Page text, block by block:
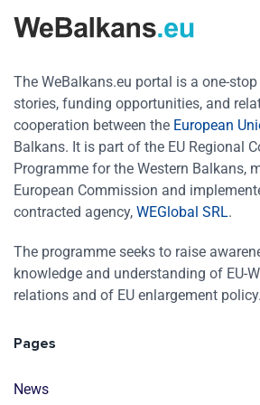
The WeBalkans.eu portal is a one-
stories, funding opportunities, and
cooperation between the European
Balkans. It is part of the EU Regional
Programme for the Western Balkans,
European Commission and
contracted agency, WEGlobal SRL.
The programme seeks to raise
knowledge and understanding of EU-
relations and of EU enlargement policy.
Pages
News